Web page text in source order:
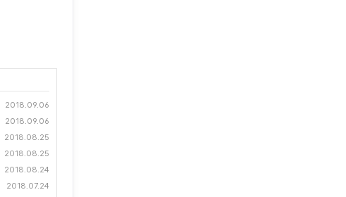
2018.09.06
2018.09.06
2018.08.25
2018.08.25
2018.08.24
2018.07.24